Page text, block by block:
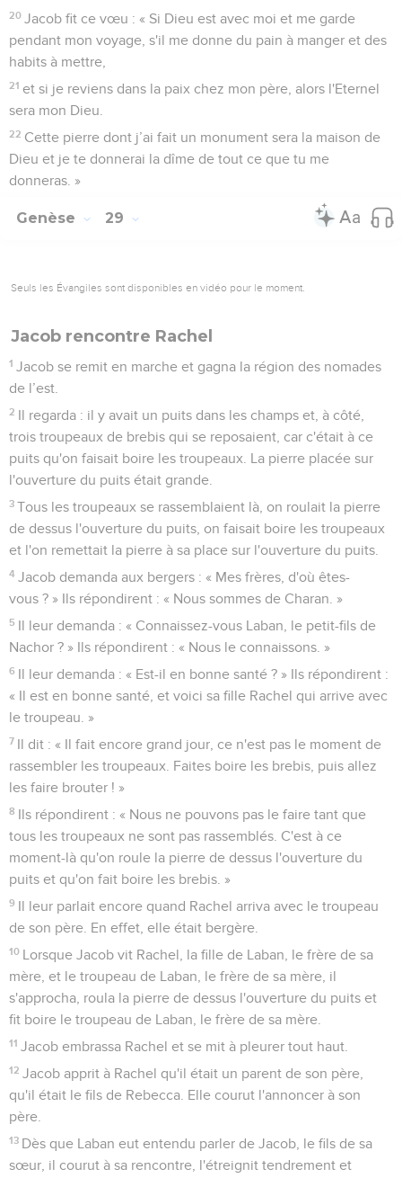
20 Jacob fit ce vœu : « Si Dieu est avec moi et me garde
pendant mon voyage, s'il me donne du pain à manger et des
habits à mettre,
21 et si je reviens dans la paix chez mon père, alors l'Eternel
sera mon Dieu.
22 Cette pierre dont j’ai fait un monument sera la maison de
Dieu et je te donnerai la dîme de tout ce que tu me
donneras. »
Genèse 29
Seuls les Évangiles sont disponibles en vidéo pour le moment.
Jacob rencontre Rachel
1 Jacob se remit en marche et gagna la région des nomades
de l’est.
2 Il regarda : il y avait un puits dans les champs et, à côté,
trois troupeaux de brebis qui se reposaient, car c'était à ce
puits qu'on faisait boire les troupeaux. La pierre placée sur
l'ouverture du puits était grande.
3 Tous les troupeaux se rassemblaient là, on roulait la pierre
de dessus l'ouverture du puits, on faisait boire les troupeaux
et l'on remettait la pierre à sa place sur l'ouverture du puits.
4 Jacob demanda aux bergers : « Mes frères, d'où êtes-
vous ? » Ils répondirent : « Nous sommes de Charan. »
5 Il leur demanda : « Connaissez-vous Laban, le petit-fils de
Nachor ? » Ils répondirent : « Nous le connaissons. »
6 Il leur demanda : « Est-il en bonne santé ? » Ils répondirent :
« Il est en bonne santé, et voici sa fille Rachel qui arrive avec
le troupeau. »
7 Il dit : « Il fait encore grand jour, ce n'est pas le moment de
rassembler les troupeaux. Faites boire les brebis, puis allez
les faire brouter ! »
8 Ils répondirent : « Nous ne pouvons pas le faire tant que
tous les troupeaux ne sont pas rassemblés. C'est à ce
moment-là qu'on roule la pierre de dessus l'ouverture du
puits et qu'on fait boire les brebis. »
9 Il leur parlait encore quand Rachel arriva avec le troupeau
de son père. En effet, elle était bergère.
10 Lorsque Jacob vit Rachel, la fille de Laban, le frère de sa
mère, et le troupeau de Laban, le frère de sa mère, il
s'approcha, roula la pierre de dessus l'ouverture du puits et
fit boire le troupeau de Laban, le frère de sa mère.
11 Jacob embrassa Rachel et se mit à pleurer tout haut.
12 Jacob apprit à Rachel qu'il était un parent de son père,
qu'il était le fils de Rebecca. Elle courut l'annoncer à son
père.
13 Dès que Laban eut entendu parler de Jacob, le fils de sa
sœur, il courut à sa rencontre, l'étreignit tendrement et